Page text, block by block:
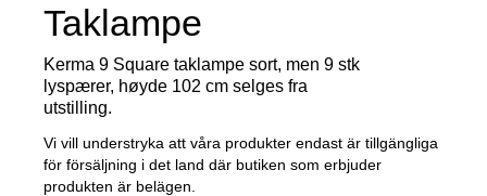
Taklampe
Kerma 9 Square taklampe sort, men 9 stk
lyspærer, høyde 102 cm selges fra
utstilling.
Vi vill understryka att våra produkter endast är tillgängliga
för försäljning i det land där butiken som erbjuder
produkten är belägen.